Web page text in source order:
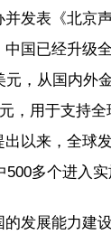
并发表《北京
国已经升级
元，从国内外
，用于支持
以来，全球
多个进入实
发展能力建